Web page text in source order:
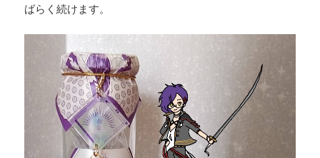
ばらく続けます。